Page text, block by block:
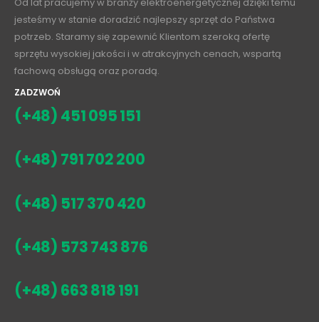
jesteśmy w stanie doradzić najlepszy sprzęt do Państwa
potrzeb. Staramy się zapewnić Klientom szeroką ofertę
sprzętu wysokiej jakości i w atrakcyjnych cenach, wspartą
fachową obsługą oraz poradą.
ZADZWOŃ
(+48) 451 095 151
(+48) 791 702 200
(+48) 517 370 420
(+48) 573 743 876
(+48) 663 818 191